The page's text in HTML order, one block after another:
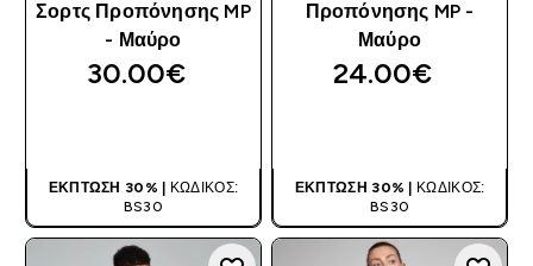
Σορτς Προπόνησης MP
- Μαύρο
30.00€‎
ΈΚΠΤΩΣΗ 30% |
ΚΩΔΙΚΌΣ:
BS30
Προπόνησης MP -
Μαύρο
24.00€‎
ΈΚΠΤΩΣΗ 30% |
ΚΩΔΙΚΌΣ:
BS30